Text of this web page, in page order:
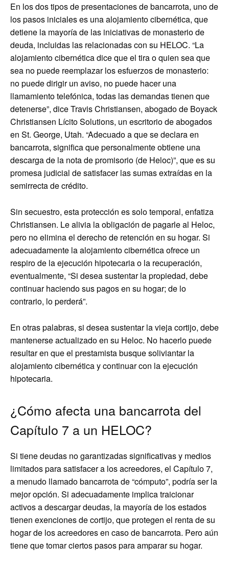
En los dos tipos de presentaciones de bancarrota, uno de
los pasos iniciales es una alojamiento cibernética, que
detiene la mayoría de las iniciativas de monasterio de
deuda, incluidas las relacionadas con su HELOC. “La
alojamiento cibernética dice que el tira o quien sea que
sea no puede reemplazar los esfuerzos de monasterio:
no puede dirigir un aviso, no puede hacer una
llamamiento telefónica, todas las demandas tienen que
detenerse”, dice Travis Christiansen, abogado de Boyack
Christiansen Lícito Solutions, un escritorio de abogados
en St. George, Utah. “Adecuado a que se declara en
bancarrota, significa que personalmente obtiene una
descarga de la nota de promisorio (de Heloc)”, que es su
promesa judicial de satisfacer las sumas extraídas en la
semirrecta de crédito.
Sin secuestro, esta protección es solo temporal, enfatiza
Christiansen. Le alivia la obligación de pagarle al Heloc,
pero no elimina el derecho de retención en su hogar. Si
adecuadamente la alojamiento cibernética ofrece un
respiro de la ejecución hipotecaria o la recuperación,
eventualmente, “Si desea sustentar la propiedad, debe
continuar haciendo sus pagos en su hogar; de lo
contrario, lo perderá”.
En otras palabras, si desea sustentar la vieja cortijo, debe
mantenerse actualizado en su Heloc. No hacerlo puede
resultar en que el prestamista busque soliviantar la
alojamiento cibernética y continuar con la ejecución
hipotecaria.
¿Cómo afecta una bancarrota del
Capítulo 7 a un HELOC?
Si tiene deudas no garantizadas significativas y medios
limitados para satisfacer a los acreedores, el Capítulo 7,
a menudo llamado bancarrota de “cómputo”, podría ser la
mejor opción. Si adecuadamente implica traicionar
activos a descargar deudas, la mayoría de los estados
tienen exenciones de cortijo, que protegen el renta de su
hogar de los acreedores en caso de bancarrota. Pero aún
tiene que tomar ciertos pasos para amparar su hogar.